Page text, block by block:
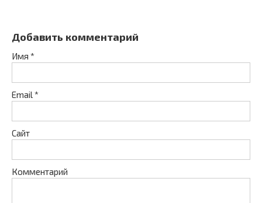
Добавить комментарий
Имя *
Email*
Сайт
Комментарий